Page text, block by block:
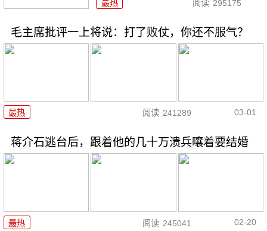
最热 阅读 295175
毛主席批评一上将说：打了败仗，你还不服气？
最热 阅读 241289 03-01
蒋介石逃台后，跟着他的几十万溃兵嚷着要结婚
最热 阅读 245041 02-20